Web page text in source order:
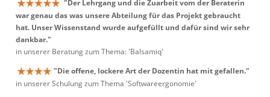
"Der Lehrgang und die Zuarbeit vom der Beraterin
war genau das was unsere Abteilung für das Projekt gebraucht
hat. Unser Wissenstand wurde aufgefüllt und dafür sind wir sehr
dankbar."
in unserer Beratung zum Thema: 'Balsamiq'
"Die offene, lockere Art der Dozentin hat mit gefallen."
in unserer Schulung zum Thema 'Softwareergonomie'